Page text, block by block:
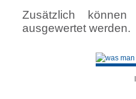
Zusätzlich
ausgewertet werden.